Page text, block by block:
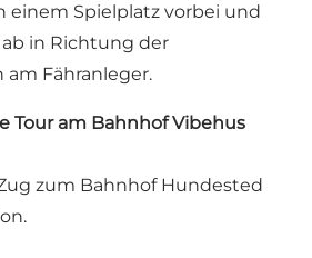
einem Spielplatz vorbei und
in Richtung der
Fähranleger.
Tour am Bahnhof Vibehus
zum Bahnhof Hundested